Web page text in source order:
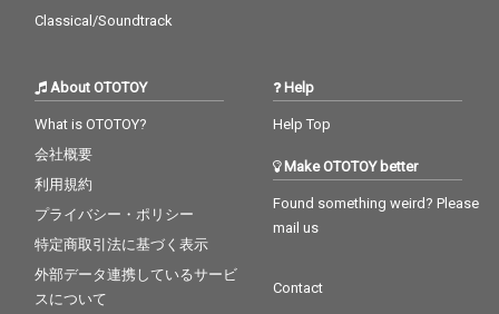
Classical/Soundtrack
About OTOTOY
What is OTOTOY?
会社概要
利用規約
プライバシー・ポリシー
特定商取引法に基づく表示
外部データ連携しているサービ
スについて
Help
Help Top
Make OTOTOY better
Found something weird? Please
mail us
Contact